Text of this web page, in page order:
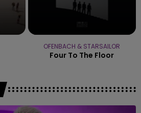
OFENBACH & STARSAILOR
Four To The Floor